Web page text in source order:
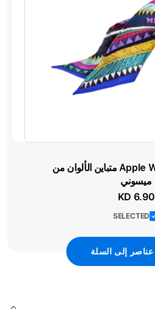
SELECTED
حزام حرير Apple Watch متباين الألوان من
ميسوني
KD 6.90
عناصر إلى السلة